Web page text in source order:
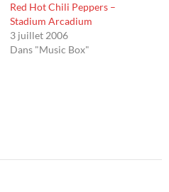
Red Hot Chili Peppers –
Stadium Arcadium
3 juillet 2006
Dans "Music Box"